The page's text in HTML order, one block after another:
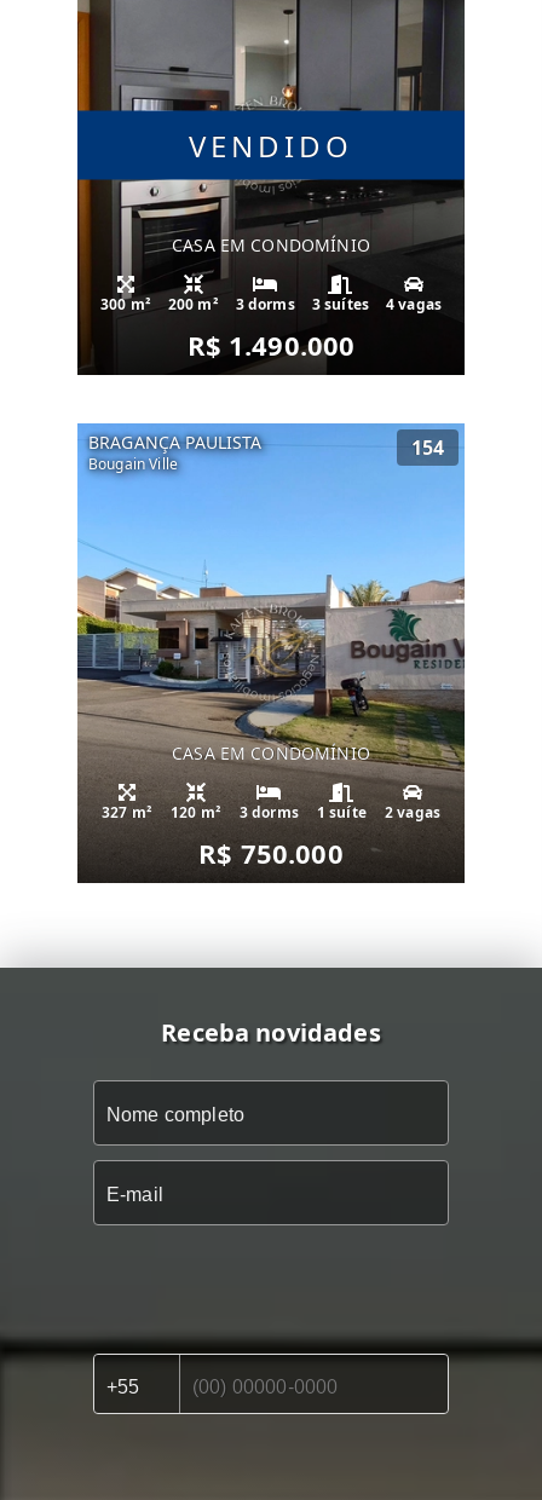
VENDIDO
CASA EM CONDOMÍNIO
300 m² 200 m² 3 dorms 3 suítes 4 vagas
R$ 1.490.000
BRAGANÇA PAULISTA
Bougain Ville
154
CASA EM CONDOMÍNIO
327 m² 120 m² 3 dorms 1 suíte 2 vagas
R$ 750.000
Receba novidades